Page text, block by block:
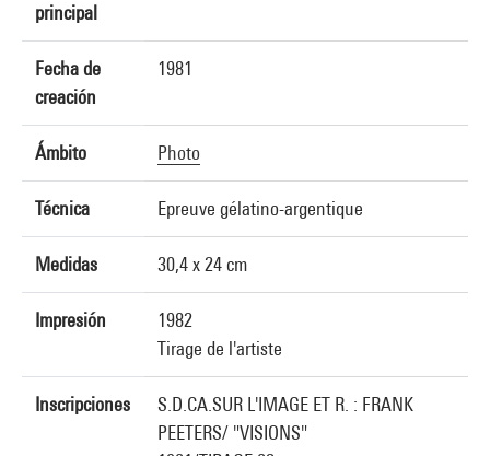
principal
Fecha de
creación
1981
Ámbito Photo
Técnica Epreuve gélatino-argentique
Medidas 30,4 x 24 cm
Impresión
1982
Tirage de l'artiste
Inscripciones
S.D.CA.SUR L'IMAGE ET R. : FRANK
PEETERS/ "VISIONS"